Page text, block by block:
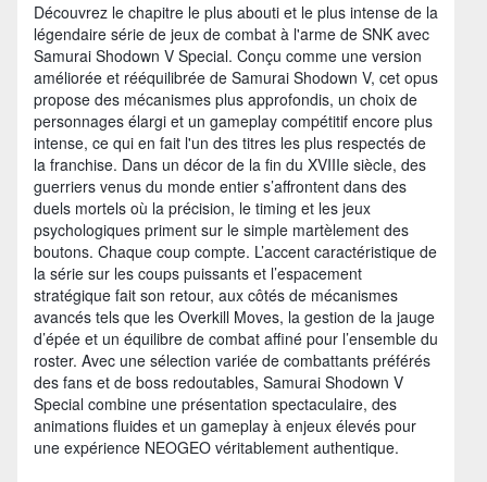
Découvrez le chapitre le plus abouti et le plus intense de la
légendaire série de jeux de combat à l'arme de SNK avec
Samurai Shodown V Special. Conçu comme une version
améliorée et rééquilibrée de Samurai Shodown V, cet opus
propose des mécanismes plus approfondis, un choix de
personnages élargi et un gameplay compétitif encore plus
intense, ce qui en fait l'un des titres les plus respectés de
la franchise. Dans un décor de la fin du XVIIIe siècle, des
guerriers venus du monde entier s’affrontent dans des
duels mortels où la précision, le timing et les jeux
psychologiques priment sur le simple martèlement des
boutons. Chaque coup compte. L’accent caractéristique de
la série sur les coups puissants et l’espacement
stratégique fait son retour, aux côtés de mécanismes
avancés tels que les Overkill Moves, la gestion de la jauge
d’épée et un équilibre de combat affiné pour l’ensemble du
roster. Avec une sélection variée de combattants préférés
des fans et de boss redoutables, Samurai Shodown V
Special combine une présentation spectaculaire, des
animations fluides et un gameplay à enjeux élevés pour
une expérience NEOGEO véritablement authentique.